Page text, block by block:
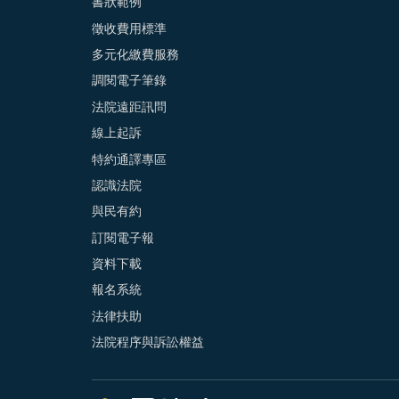
書狀範例
徵收費用標準
多元化繳費服務
調閱電子筆錄
法院遠距訊問
線上起訴
特約通譯專區
認識法院
與民有約
訂閱電子報
資料下載
報名系統
法律扶助
法院程序與訴訟權益